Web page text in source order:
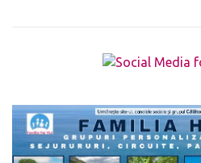
The form you have selected